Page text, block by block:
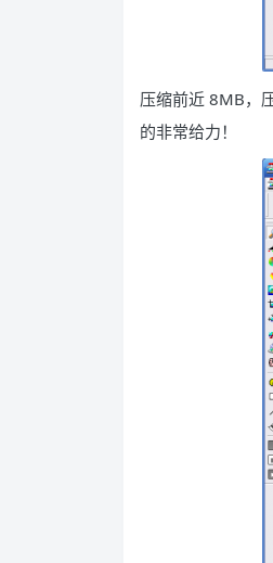
压缩前近 8MB，
的非常给力！